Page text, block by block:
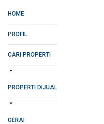
HOME
PROFIL
CARI PROPERTI
PROPERTI DIJUAL
GERAI